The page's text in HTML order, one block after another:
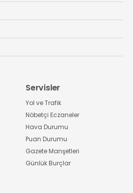
Servisler
Yol ve Trafik
Nöbetçi Eczaneler
Hava Durumu
Puan Durumu
Gazete Manşetleri
Günlük Burçlar